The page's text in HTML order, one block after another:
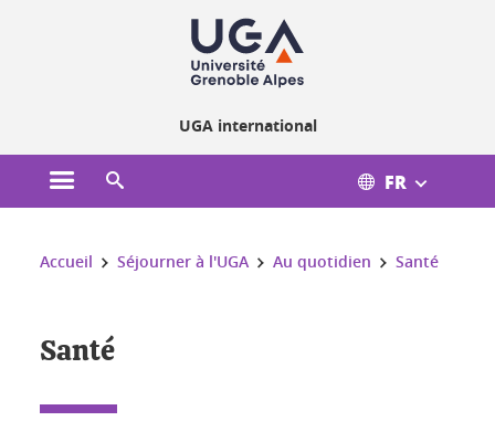
UGA international
Ouvrir le menu principal FR
Vous êtes ici :
Accueil Séjourner à l'UGA Au quotidien Santé
Santé